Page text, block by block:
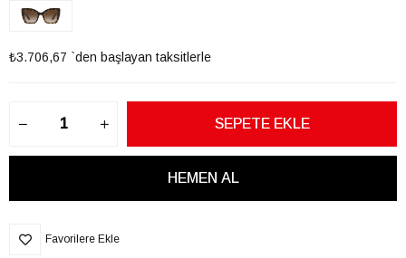
₺3.706,67 `den başlayan taksitlerle
Favorilere Ekle